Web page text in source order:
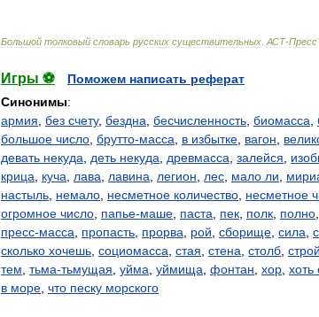
Большой толковый словарь русских существительных АСТ-Пресс
Игры ⚽
Поможем написать реферат
Синонимы:
армия, без счету, бездна, бесчисленность, биомасса,
большое число, брутто-масса, в избытке, вагон,
девать некуда, деть некуда, древмасса, залейся,
крица, куча, лава, лавина, легион, лес, мало ли,
настыль, немало, несметное количество, несметное
огромное число, папье-маше, паста, пек, полк, полно,
пресс-масса, пропасть, прорва, рой, сборище, сила,
сколько хочешь, социомасса, стая, стена, столб, строй
тем, тьма-тьмущая, уйма, уймища, фонтан, хор, хоть
в море, что песку морского